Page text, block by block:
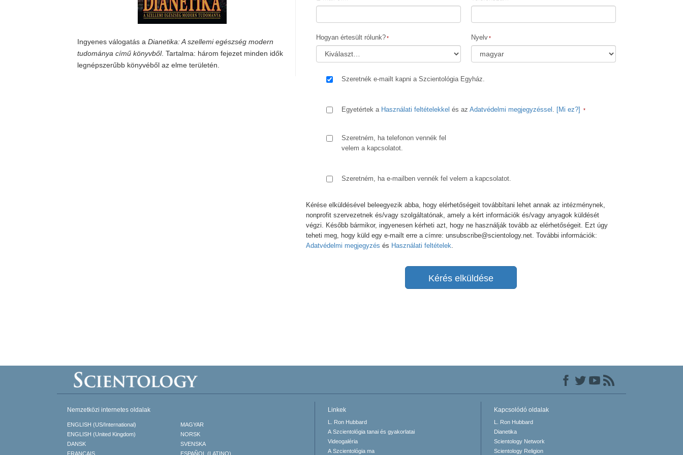
Megoldások a drogokra
Gyerekek
Az etika és az állapotok
A tanulás technológiája
Ingyenes válogatás a Dianetika: A szellemi egészség modern
tudománya című könyvből. Tartalma: három fejezet minden idők
legnépszerűbb könyvéből az elme területén.
Hogyan értesült rólunk? Nyelv
Szeretnék e-mailt kapni a Szcientológia Egyház.
Egyetértek a Használati feltételekkel és az Adatvédelmi megjegyzéssel . [Mi ez?]
Szeretném, ha telefonon vennék fel
velem a kapcsolatot.
Szeretném, ha e-mailben vennék fel velem a kapcsolatot.
Kérése elküldésével beleegyezik abba, hogy elérhetőségeit továbbítani lehet annak az intézménynek,
nonprofit szervezetnek és/vagy szolgáltatónak, amely a kért információk és/vagy anyagok küldését
végzi. Később bármikor, ingyenesen kérheti azt, hogy ne használják tovább az elérhetőségeit. Ezt úgy
teheti meg, hogy küld egy e-mailt erre a címre: unsubscribe@scientology.net. További információk:
Adatvédelmi megjegyzés és Használati feltételek.
Kérés elküldése
Nemzetközi internetes oldalak
ENGLISH (US/International)
ENGLISH (United Kingdom)
DANSK
FRANÇAIS
MAGYAR
NORSK
SVENSKA
ESPAÑOL (LATINO)
Linkek
L. Ron Hubbard
A Szcientológia tanai és gyakorlatai
Videogaléria
A Szcientológia ma
Kapcsolódó oldalak
L. Ron Hubbard
Dianetika
Scientology Network
Scientology Religion